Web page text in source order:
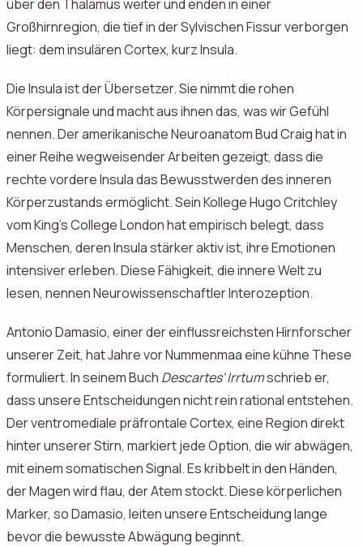
über den Thalamus weiter und enden in einer
Großhirnregion, die tief in der Sylvischen Fissur verborgen
liegt: dem insulären Cortex, kurz Insula.
Die Insula ist der Übersetzer. Sie nimmt die rohen
Körpersignale und macht aus ihnen das, was wir Gefühl
nennen. Der amerikanische Neuroanatom Bud Craig hat in
einer Reihe wegweisender Arbeiten gezeigt, dass die
rechte vordere Insula das Bewusstwerden des inneren
Körperzustands ermöglicht. Sein Kollege Hugo Critchley
vom King's College London hat empirisch belegt, dass
Menschen, deren Insula stärker aktiv ist, ihre Emotionen
intensiver erleben. Diese Fähigkeit, die innere Welt zu
lesen, nennen Neurowissenschaftler Interozeption.
Antonio Damasio, einer der einflussreichsten Hirnforscher
unserer Zeit, hat Jahre vor Nummenmaa eine kühne These
formuliert. In seinem Buch Descartes' Irrtumschrieb er,
dass unsere Entscheidungen nicht rein rational entstehen.
Der ventromediale präfrontale Cortex, eine Region direkt
hinter unserer Stirn, markiert jede Option, die wir abwägen,
mit einem somatischen Signal. Es kribbelt in den Händen,
der Magen wird flau, der Atem stockt. Diese körperlichen
Marker, so Damasio, leiten unsere Entscheidung lange
bevor die bewusste Abwägung beginnt.